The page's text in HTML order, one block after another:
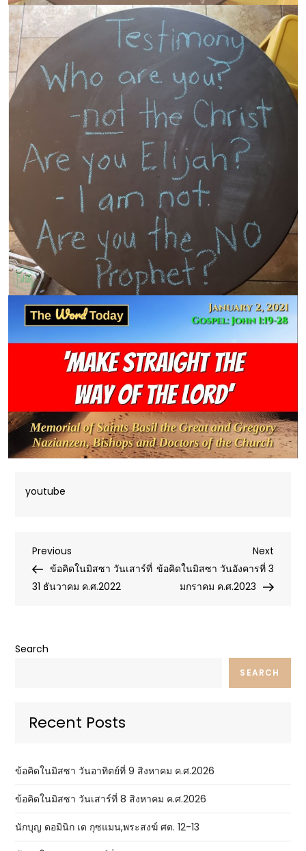
youtube
Post
navigation
Previous
Post
Previous
ข้อคิดในมิสซา วันเสาร์ที่
31 ธันวาคม ค.ศ.2022
Next
Post
Next
ข้อคิดในมิสซา วันอังคารที่ 3
มกราคม ค.ศ.2023
Search
SEARCH
Recent Posts
ข้อคิดในมิสซา วันอาทิตย์ที่ 9 สิงหาคม ค.ศ.2026
ข้อคิดในมิสซา วันเสาร์ที่ 8 สิงหาคม ค.ศ.2026
นักบุญ ดอมินิก เด กุซแมน,พระสงฆ์ ศต. 12-13